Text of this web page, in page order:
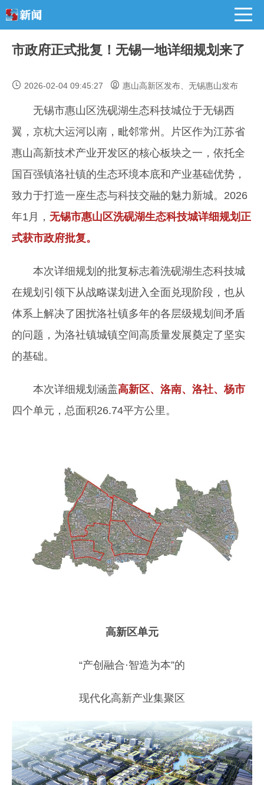
市政府正式批复！无锡一地详细规划来了
2026-02-04 09:45:27 惠山高新区发布、无锡惠山发布
无锡市惠山区洗砚湖生态科技城位于无锡西
翼，京杭大运河以南，毗邻常州。片区作为江苏省
惠山高新技术产业开发区的核心板块之一，依托全
国百强镇洛社镇的生态环境本底和产业基础优势，
致力于打造一座生态与科技交融的魅力新城。2026
年1月， 无锡市惠山区洗砚湖生态科技城详细规划正
式获市政府批复。
本次详细规划的批复标志着洗砚湖生态科技城
在规划引领下从战略谋划进入全面兑现阶段，也从
体系上解决了困扰洛社镇多年的各层级规划间矛盾
的问题，为洛社镇城镇空间高质量发展奠定了坚实
的基础。
本次详细规划涵盖高新区、洛南、洛社、杨市
四个单元，总面积26.74平方公里。
高新区单元
“产创融合·智造为本”的
现代化高新产业集聚区